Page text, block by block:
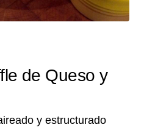
de Queso y
y estructurado